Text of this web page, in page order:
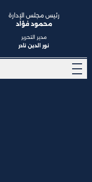
رئيس مجلس الإدارة
محمود فؤاد
مدير التحرير
نور الدين نادر